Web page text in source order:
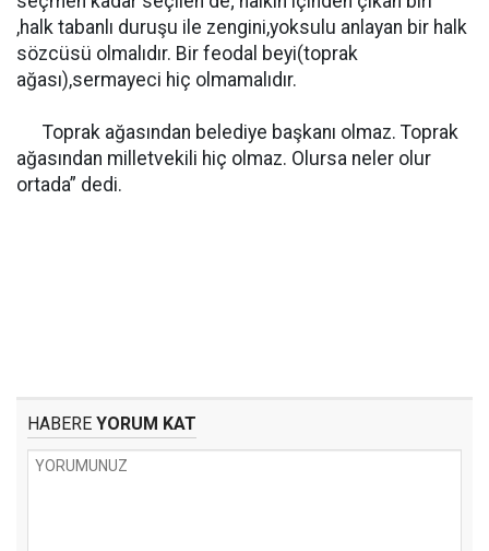
,halk tabanlı duruşu ile zengini,yoksulu anlayan bir halk
sözcüsü olmalıdır. Bir feodal beyi(toprak
ağası),sermayeci hiç olmamalıdır.
Toprak ağasından belediye başkanı olmaz. Toprak
ağasından milletvekili hiç olmaz. Olursa neler olur
ortada” dedi.
HABERE YORUM KAT